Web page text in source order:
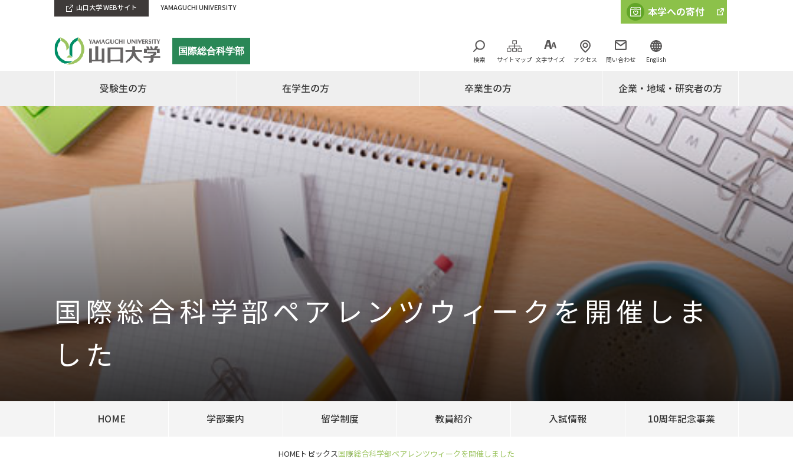
国際総合科学部
検索 サイトマップ 文字サイズ アクセス 問い合わせ English
山口大学 WEBサイト YAMAGUCHI UNIVERSITY
受験生の方 在学生の方 卒業生の方 企業・地域・研究者の方
国際総合科学部ペアレンツウィークを開催しま
した
HOME 学部案内 留学制度 教員紹介 入試情報 10周年記念事業
HOME トピックス国際総合科学部ペアレンツウィークを開催しました